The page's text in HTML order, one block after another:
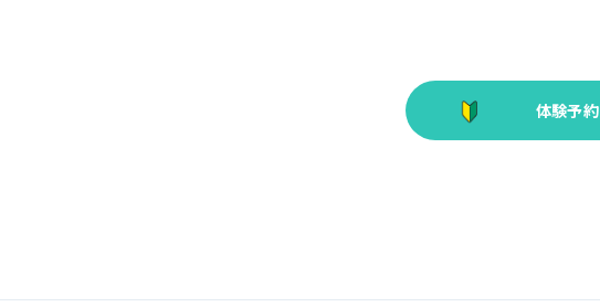
体験予約